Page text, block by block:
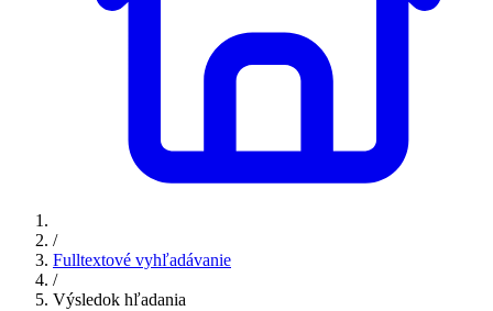
/
Fulltextové vyhľadávanie
/
Výsledok hľadania